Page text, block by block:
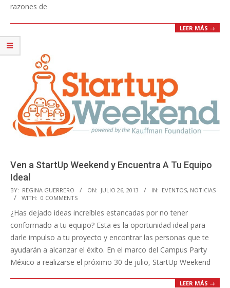
razones de
LEER MÁS →
Ven a StartUp Weekend y Encuentra A Tu Equipo
Ideal
2013-
07-
26
BY: REGINA GUERRERO ON: JULIO 26, 2013 IN: EVENTOS, NOTICIAS
WITH: 0 COMMENTS
¿Has dejado ideas increíbles estancadas por no tener
conformado a tu equipo? Esta es la oportunidad ideal para
darle impulso a tu proyecto y encontrar las personas que te
ayudarán a alcanzar el éxito. En el marco del Campus Party
México a realizarse el próximo 30 de julio, StartUp Weekend
LEER MÁS →